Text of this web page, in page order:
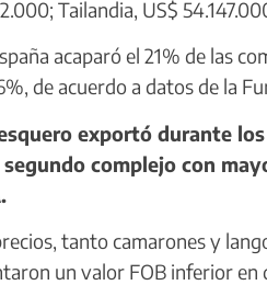
Tailandia, US$
acaparó el 21% de las
de acuerdo a datos de la
exportó durante
complejo con
tanto camarones y
un valor FOB inferior